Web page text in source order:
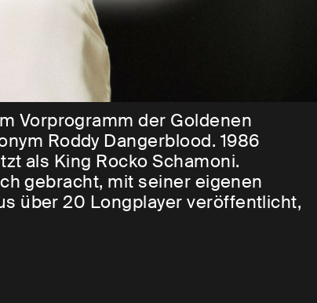
Vorprogramm der Goldenen
Roddy Dangerblood. 1986
als King Rocko Schamoni.
gebracht, mit seiner eigenen
über 20 Longplayer veröffentlicht,
den Golden Pudel Club
Eine Quersumme seines
geben. Begleitet wird er von